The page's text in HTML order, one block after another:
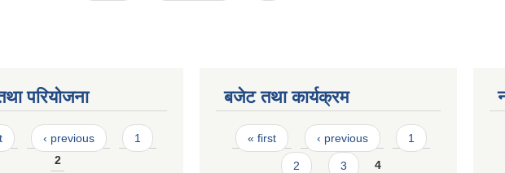
परियोजना
‹ previous
1
2
बजेट तथा कार्यक्रम
Pages
« first ‹ previous 1
2 3 4